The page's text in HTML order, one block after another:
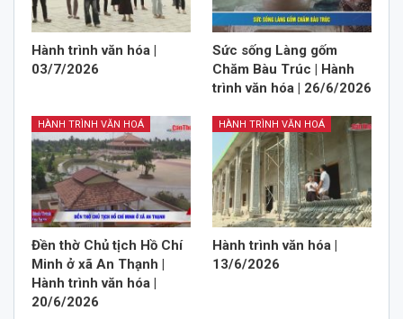
Hành trình văn hóa |
03/7/2026
Sức sống Làng gốm
Chăm Bàu Trúc | Hành
trình văn hóa | 26/6/2026
HÀNH TRÌNH VĂN HOÁ
Đền thờ Chủ tịch Hồ Chí
Minh ở xã An Thạnh |
Hành trình văn hóa |
20/6/2026
HÀNH TRÌNH VĂN HOÁ
Hành trình văn hóa |
13/6/2026